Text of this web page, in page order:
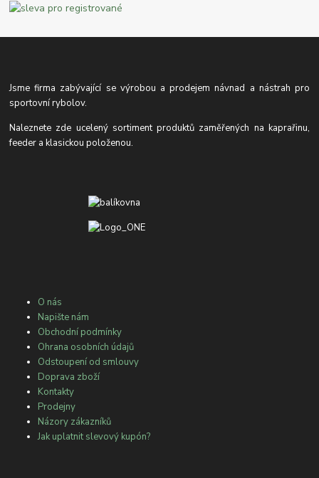
Jsme firma zabývající se výrobou a prodejem návnad a nástrah pro
sportovní rybolov.
Naleznete zde ucelený sortiment produktů zaměřených na kaprařinu,
feeder a klasickou položenou.
O nás
Napište nám
Obchodní podmínky
Ohrana osobních údajů
Odstoupení od smlouvy
Doprava zboží
Kontakty
Prodejny
Názory zákazníků
Jak uplatnit slevový kupón?